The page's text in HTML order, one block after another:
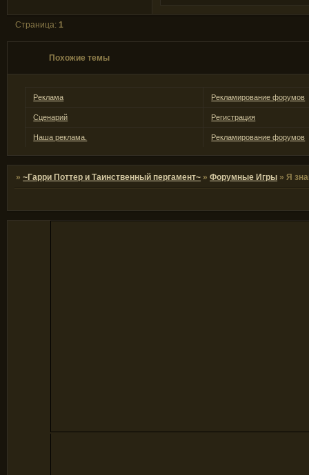
Страница: 1
Похожие темы
Реклама Рекламирование форумов
Сценарий Регистрация
Наша реклама. Рекламирование форумов
»~Гарри Поттер и Таинственный пергамент~ »Форумные Игры »Я